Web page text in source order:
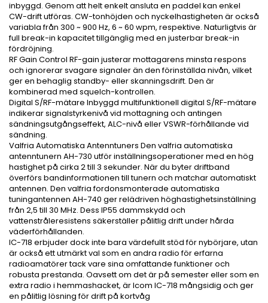
inbyggd. Genom att helt enkelt ansluta en paddel kan enkel
CW-drift utföras. CW-tonhöjden och nyckelhastigheten är också
variabla från 300 ~ 900 Hz, 6 ~ 60 wpm, respektive. Naturligtvis är
full break-in kapacitet tillgänglig med en justerbar break-in
fördröjning.
RF Gain Control RF-gain justerar mottagarens minsta respons
och ignorerar svagare signaler än den förinställda nivån, vilket
ger en behaglig standby- eller skanningsdrift. Den är
kombinerad med squelch-kontrollen.
Digital S/RF-mätare Inbyggd multifunktionell digital S/RF-mätare
indikerar signalstyrkenivå vid mottagning och antingen
sändningsutgångseffekt, ALC-nivå eller VSWR-förhållande vid
sändning.
Valfria Automatiska Antenntuners Den valfria automatiska
antenntunern AH-730 utför inställningsoperationer med en hög
hastighet på cirka 2 till 3 sekunder. När du byter driftband
överförs bandinformationen till tunern och matchar automatiskt
antennen. Den valfria fordonsmonterade automatiska
tuningantennen AH-740 ger relädriven höghastighetsinställning
från 2,5 till 30 MHz. Dess IP55 dammskydd och
vattenstråleresistens säkerställer pålitlig drift under hårda
väderförhållanden.
IC-718 erbjuder dock inte bara värdefullt stöd för nybörjare, utan
är också ett utmärkt val som en andra radio för erfarna
radioamatörer tack vare sina omfattande funktioner och
robusta prestanda. Oavsett om det är på semester eller som en
extra radio i hemmashacket, är Icom IC-718 mångsidig och ger
en pålitlig lösning för drift på kortvåg